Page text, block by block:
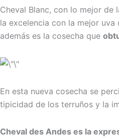
Cheval Blanc, con lo mejor de
la excelencia con la mejor
además es la cosecha que
En esta nueva cosecha se
tipicidad de los terruños y la
Cheval des Andes es la